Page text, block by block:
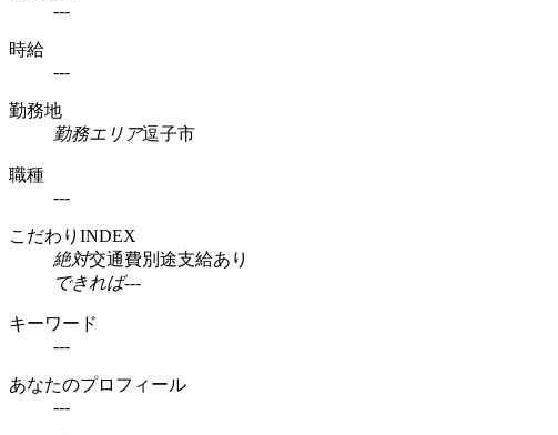
---
時給
---
勤務地
勤務エリア逗子市
職種
---
こだわりINDEX
絶対交通費別途支給あり
できれば---
キーワード
---
あなたのプロフィール
---